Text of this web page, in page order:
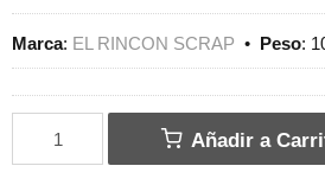
Marca: EL RINCON SCRAP • Peso:
Añadir a